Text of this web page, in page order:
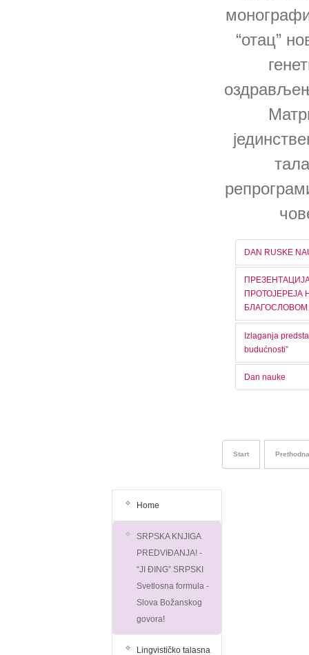
“отац”
DAN RUSKE
ПРОТОЈЕРЕЈА
БЛАГОСЛОВОМ
Izlaganja
budućnosti”
Dan nauke
Start
Home
SRPSKA KNJIGA
PREDVIĐANJA! -
“JI ĐING” SRPSKI
Svetlosna formula -
Slova Božanskog
govora!
Lingvističko talasna